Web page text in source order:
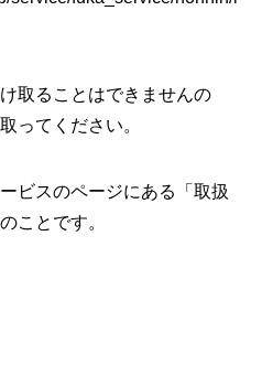
取ることはできませんの
ってください。
ビスのページにある「取扱
ことです。